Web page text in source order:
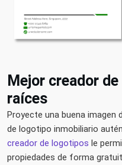
Mejor creador
raíces
Proyecte una buena imagen
de logotipo inmobiliario
creador de logotipos le
propiedades de forma